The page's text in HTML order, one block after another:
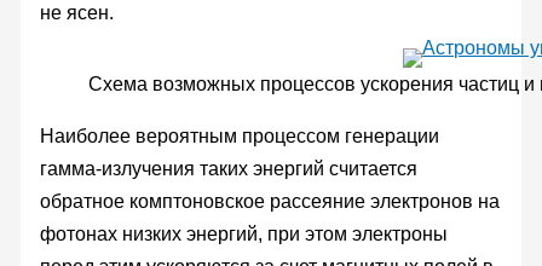
не ясен.
Схема возможных процессов ускорения частиц и
Наиболее вероятным процессом генерации
гамма-излучения таких энергий считается
обратное комптоновское рассеяние электронов на
фотонах низких энергий, при этом электроны